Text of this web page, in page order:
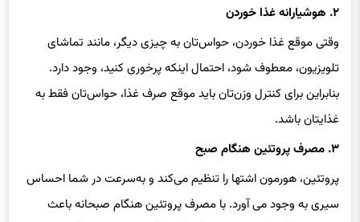
وقتی موقع غذا خوردن، حواس‌تان به چیزی دیگر، مانند تماشای
تلویزیون، معطوف شود، احتمال اینکه پرخوری کنید، وجود دارد.
بنابراین برای کنترل وزن‌تان باید موقع صرف غذا، حواس‌تان فقط به
غذایتان باشد.
۳. مصرف پروتئین هنگام صبح‌
پروتئین، هورمون اشتها را تنظیم می‌کند و به‌سرعت در شما احساس
سیری به وجود می آورد. با مصرف پروتئین هنگام صبحانه باعث
می‌شود زمان بیشتری سیر بمانید. از مواد پروتئینی می‌توان به